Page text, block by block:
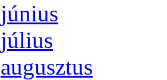
jú­ni­us
jú­li­us
au­gusz­tus